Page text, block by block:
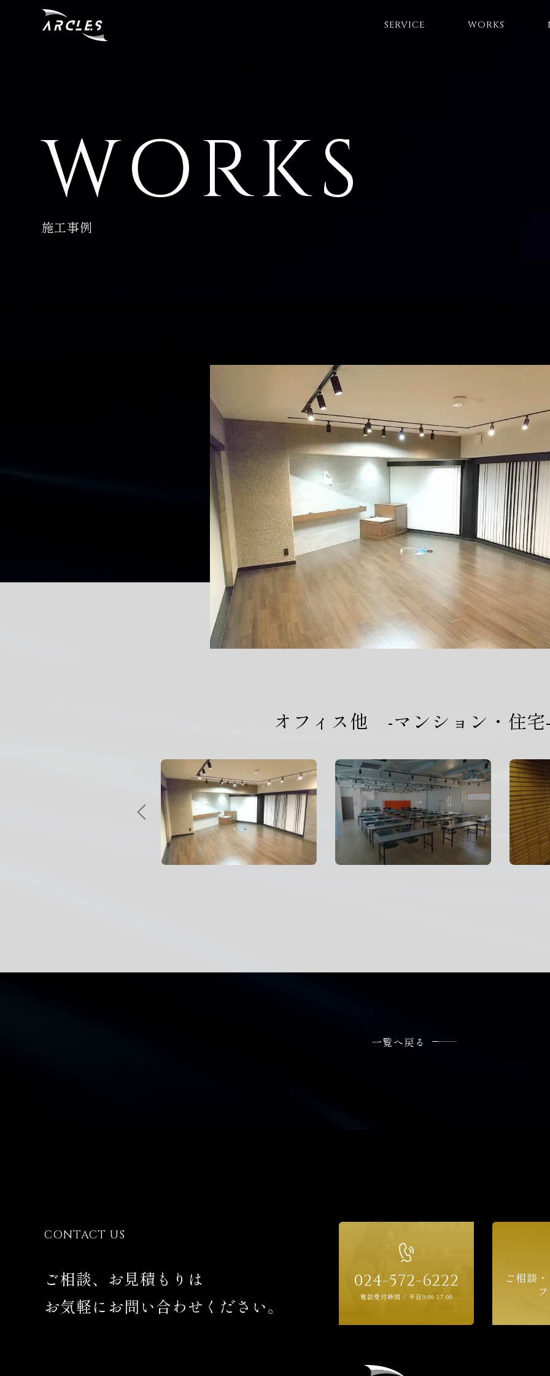
SERVICE WORKS
WORKS
施工事例
オフィス他 -マンション・住宅
一覧へ戻る
CONTACT US
ご相談、お見積もりは
お気軽にお問い合わせください。
024-572-6222
電話受付時間 / 平日9:00-17:00
ご相談